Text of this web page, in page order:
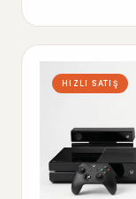
HIZLI SATIŞ